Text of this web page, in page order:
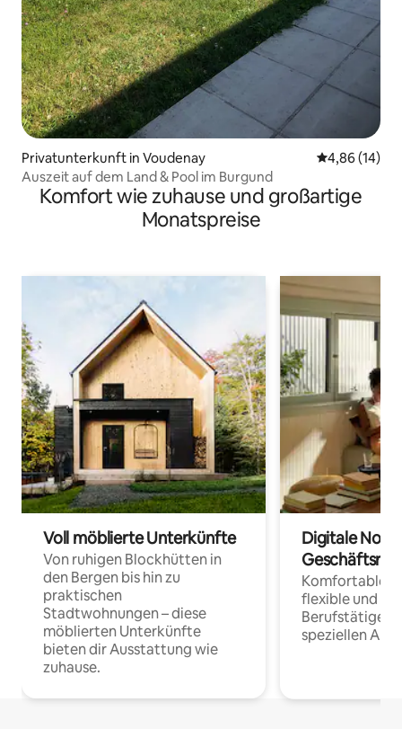
Privatunterkunft in Voudenay
4,86 (14)
Auszeit auf dem Land & Pool im Burgund
Komfort wie zuhause und großartige
Monatspreise
Voll möblierte Unterkünfte
Von ruhigen Blockhütten in
den Bergen bis hin zu
praktischen
Stadtwohnungen – diese
möblierten Unterkünfte
bieten dir Ausstattung wie
zuhause.
Digitale
Komfortable
flexible und
Berufstätige
speziellen